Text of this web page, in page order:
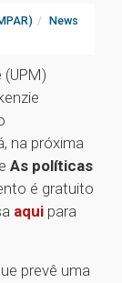
News
(UPM)
na próxima
As políticas
é gratuito
aqui para
prevê uma